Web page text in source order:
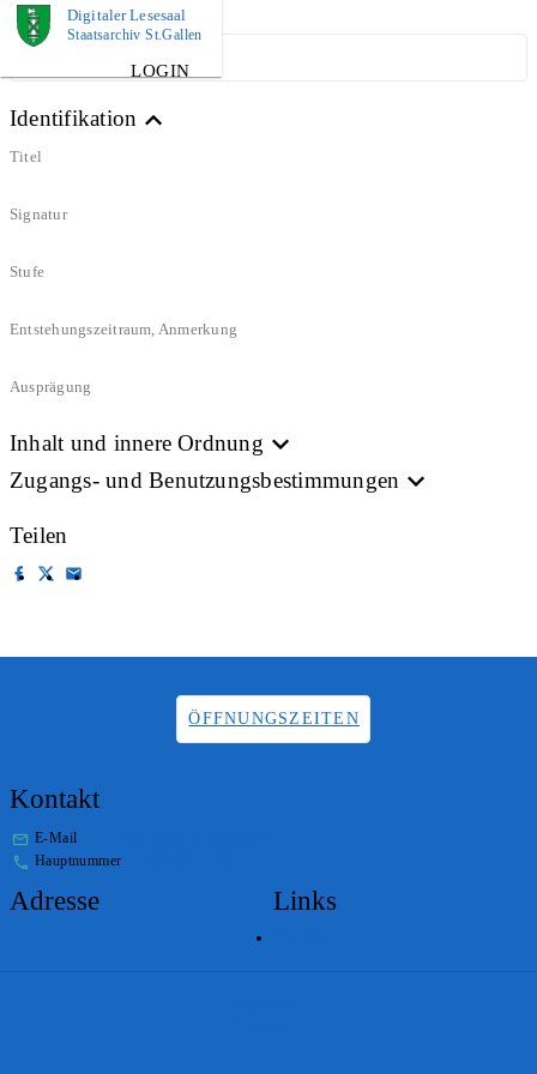
Digitaler Lesesaal
Staatsarchiv St.Gallen
LOGIN
Identifikation
Titel
Signatur
Stufe
Entstehungszeitraum, Anmerkung
Ausprägung
Inhalt und innere Ordnung
Zugangs- und Benutzungsbestimmungen
Teilen
ÖFFNUNGSZEITEN
Kontakt
E-Mail
Hauptnummer
Adresse Links